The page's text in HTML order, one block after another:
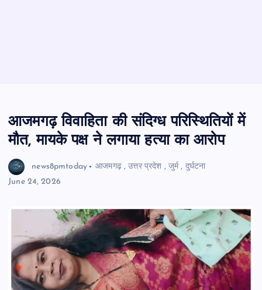
आजमगढ़ विवाहिता की संदिग्ध परिस्थितियों में
मौत, मायके पक्ष ने लगाया हत्या का आरोप
news8pmtoday आजमगढ़,उत्तर प्रदेश , जुर्म, दुर्घटना
June 24, 2026